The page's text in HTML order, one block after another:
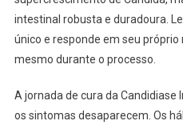
intestinal robusta e duradoura.
único e responde em seu
mesmo durante o processo.
A jornada de cura da
os sintomas desaparecem. Os